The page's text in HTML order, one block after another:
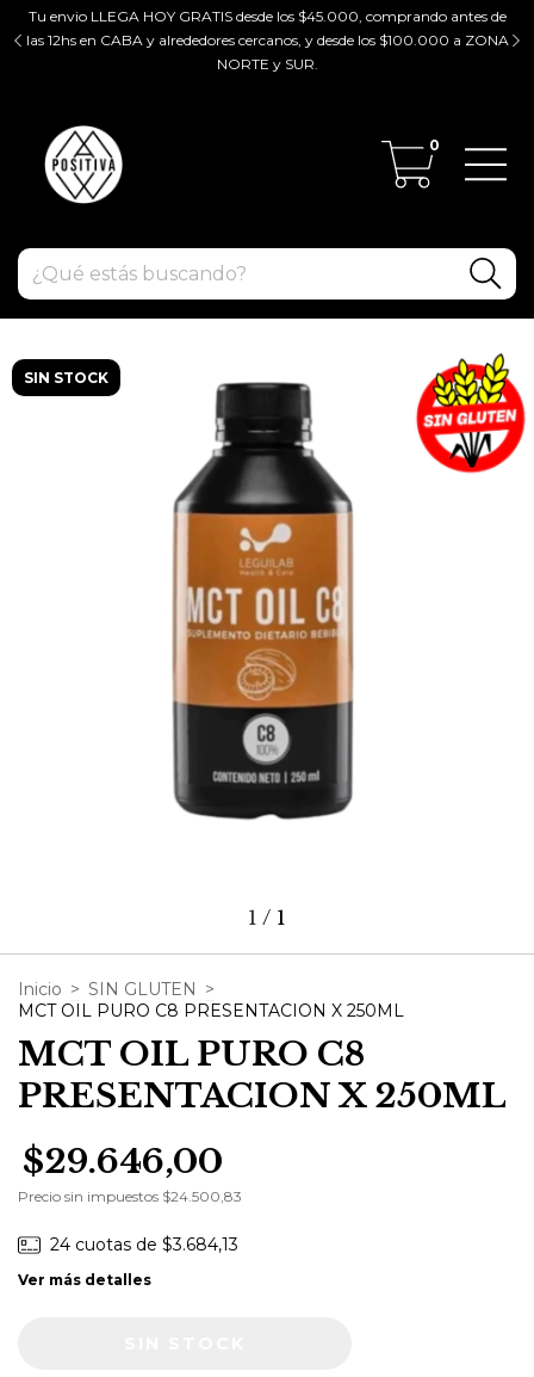
Tu envio LLEGA HOY GRATIS desde los $45.000, comprando antes de
las 12hs en CABA y alrededores cercanos, y desde los $100.000 a ZONA
NORTE y SUR.
0
SIN STOCK
1 / 1
Inicio > SIN GLUTEN >
MCT OIL PURO C8 PRESENTACION X 250ML
MCT OIL PURO C8
PRESENTACION X 250ML
$29.646,00
Precio sin impuestos $24.500,83
24 cuotas de $3.684,13
Ver más detalles